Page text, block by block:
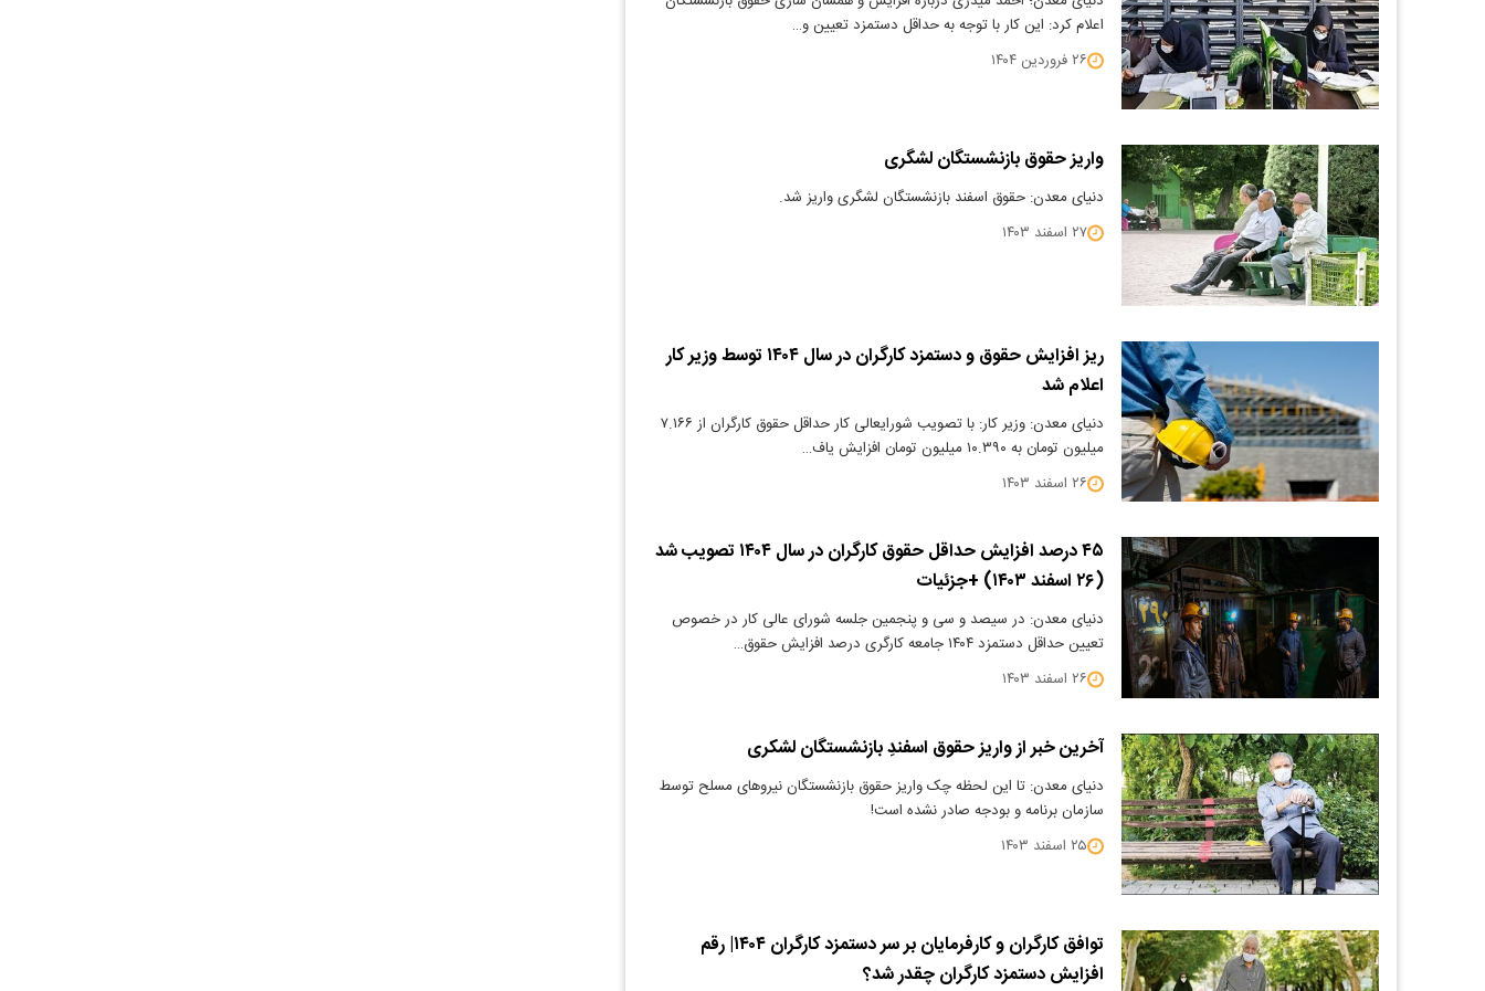
اعلام کرد: این کار با توجه به حداقل دستمزد تعیین و…
۲۶ فروردین ۱۴۰۴
واریز حقوق بازنشستگان لشگری
دنیای معدن: حقوق اسفند بازنشستگان لشگری واریز شد.
۲۷ اسفند ۱۴۰۳
ریز افزایش حقوق و دستمزد کارگران در سال ۱۴۰۴ توسط وزیر کار
اعلام شد
دنیای معدن: وزیر کار: با تصویب شورایعالی کار حداقل حقوق کارگران از ۷.۱۶۶
میلیون تومان به ۱۰.۳۹۰ میلیون تومان افزایش یاف…
۲۶ اسفند ۱۴۰۳
۴۵ درصد افزایش حداقل حقوق کارگران در سال ۱۴۰۴ تصویب شد
(۲۶ اسفند ۱۴۰۳) +جزئیات
دنیای معدن: در سیصد و سی و پنجمین جلسه شورای عالی کار در خصوص
تعیین حداقل دستمزد ۱۴۰۴ جامعه کارگری درصد افزایش حقوق…
۲۶ اسفند ۱۴۰۳
آخرین خبر از واریز حقوق اسفندِ بازنشستگان لشکری
دنیای معدن: تا این لحظه چک واریز حقوق بازنشستگان نیروهای مسلح توسط
سازمان برنامه و بودجه صادر نشده است!
۲۵ اسفند ۱۴۰۳
توافق کارگران و کارفرمایان بر سر دستمزد کارگران ۱۴۰۴| رقم
افزایش دستمزد کارگران چقدر شد؟